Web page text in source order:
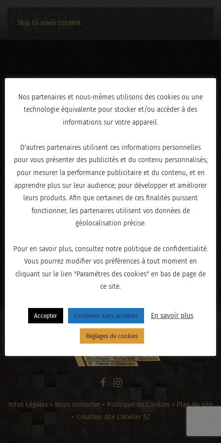
Skip to main content
IMG_9144
ÉCRIT LEFÉVRIER 19, 2026
« PRÉCÉDENT
Infos Légales - Nous contacter - Politique de Cookies - Plan du site
- Création site L'Atelier 52
Nos partenaires et nous-mêmes utilisons des cookies ou une
technologie équivalente pour stocker et/ou accéder à des
informations sur votre appareil.
D'autres partenaires utilisent ces informations personnelles
pour vous présenter des publicités et du contenu personnalisés;
pour mesurer la performance publicitaire et du contenu, et en
apprendre plus sur leur audience; pour développer et améliorer
leurs produits. Afin que certaines de ces finalités puissent
fonctionner, les partenaires utilisent vos données de
géolocalisation précise.
Pour en savoir plus, consultez notre politique de confidentialité.
Vous pourrez modifier vos préférences à tout moment en
cliquant sur le lien "Paramètres des cookies" en bas de page de
ce site.
Accepter Continuer sans accepter En savoir plus
Réglages de cookies